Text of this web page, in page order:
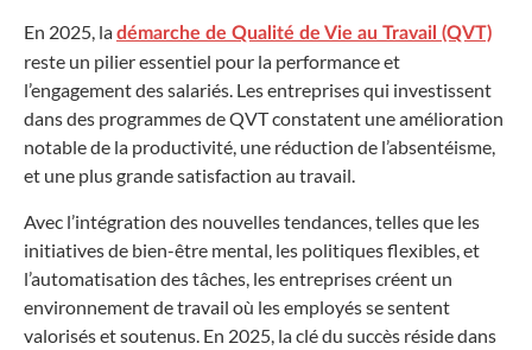
En 2025, ladémarche de Qualité de Vie au Travail (QVT)
reste un pilier essentiel pour la performance et
l’engagement des salariés. Les entreprises qui investissent
dans des programmes de QVT constatent une amélioration
notable de la productivité, une réduction de l’absentéisme,
et une plus grande satisfaction au travail.
Avec l’intégration des nouvelles tendances, telles que les
initiatives de bien-être mental, les politiques flexibles, et
l’automatisation des tâches, les entreprises créent un
environnement de travail où les employés se sentent
valorisés et soutenus. En 2025, la clé du succès réside dans